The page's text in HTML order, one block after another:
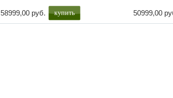
58999,00 руб. купить 50999,00